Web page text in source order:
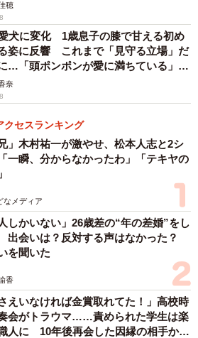
穂
犬に変化 1歳息子の膝で甘える初め
姿に反響 これまで「見守る立場」だ
…「頭ポンポンが愛に満ちている」
奈
クセスランキング
」木村祐一が激やせ、松本人志と2シ
一瞬、分からなかったわ」「テキヤの
なメディア
しかいない」26歳差の“年の差婚”をし
出会いは？反対する声はなかった？
を聞いた
香
えいなければ金賞取れてた！」高校時
会がトラウマ……責められた学生は楽
人に 10年後再会した因縁の相手から